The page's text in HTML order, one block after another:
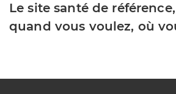
Le site santé de
quand vous voulez, où